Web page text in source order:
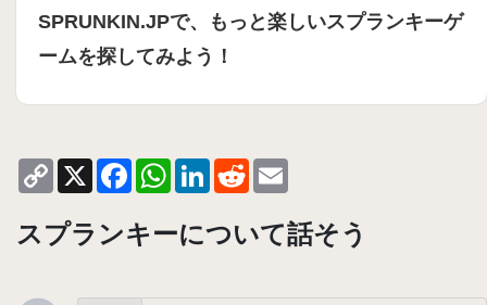
SPRUNKIN.JPで、もっと楽しいスプランキーゲ
ームを探してみよう！
Copy
Link
X FacebookWhatsApp
LinkedIn
Reddit
スプランキーについて話そう